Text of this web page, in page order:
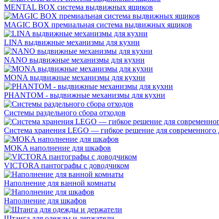
MENTAL BOX система выдвижных ящиков
MAGIC BOX премиальная система выдвижных ящиков
LINA выдвижные механизмы для кухни
NANO выдвижные механизмы для кухни
MONA выдвижные механизмы для кухни
PHANTOM - выдвижные механизмы для кухни
Системы раздельного сбора отходов
Система хранения LEGO — гибкое решение для современного
MOKA наполнение для шкафов
VICTORA пантографы с доводчиком
Наполнение для ванной комнаты
Наполнение для шкафов